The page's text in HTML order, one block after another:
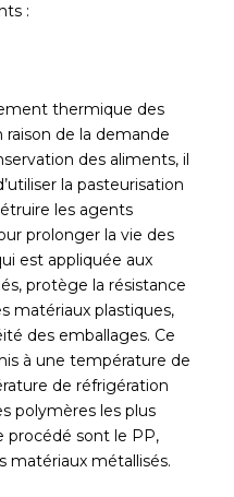
:
thermique des
raison de la demande
des aliments, il
la pasteurisation
les agents
prolonger la vie des
est appliquée aux
protège la résistance
matériaux plastiques,
des emballages. Ce
à une température de
de réfrigération
polymères les plus
procédé sont le PP,
matériaux métallisés.